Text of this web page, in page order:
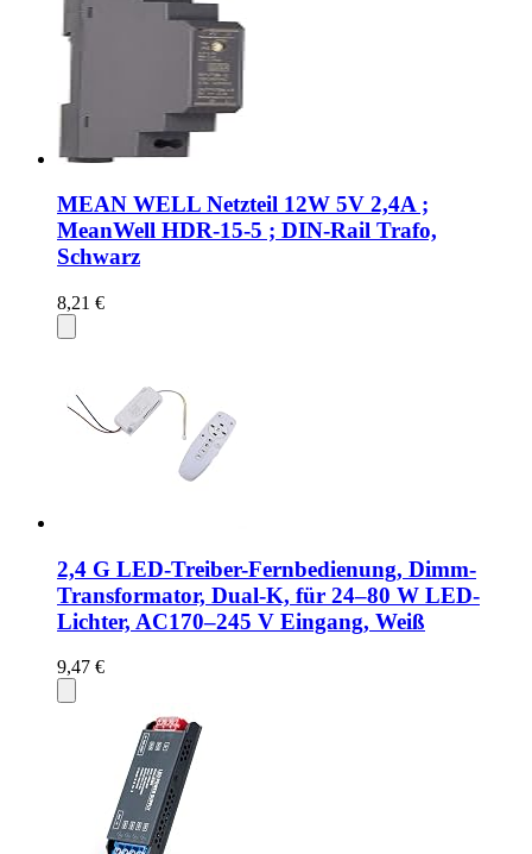
MEAN WELL Netzteil 12W 5V 2,4A ;
MeanWell HDR-15-5 ; DIN-Rail Trafo,
Schwarz
8,21 €
2,4 G LED-Treiber-Fernbedienung, Dimm-
Transformator, Dual-K, für 24–80 W LED-
Lichter, AC170–245 V Eingang, Weiß
9,47 €